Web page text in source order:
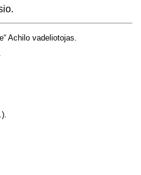
Achilo vadeliotojas.
.).